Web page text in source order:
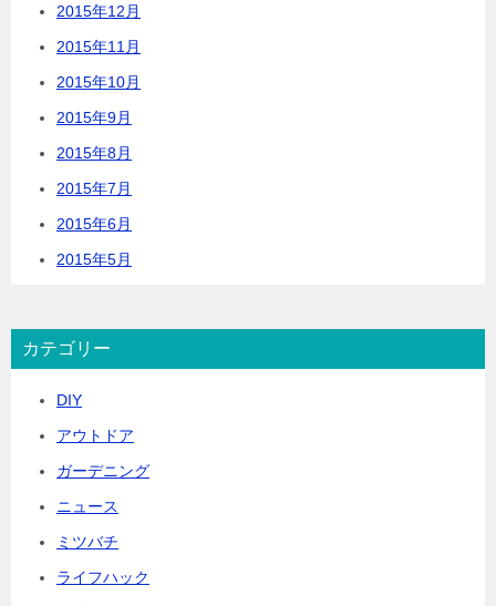
2015年12月
2015年11月
2015年10月
2015年9月
2015年8月
2015年7月
2015年6月
2015年5月
カテゴリー
DIY
アウトドア
ガーデニング
ニュース
ミツバチ
ライフハック